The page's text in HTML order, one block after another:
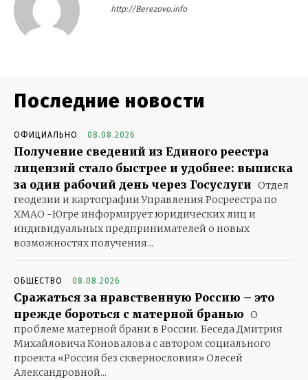
http://Berezovo.info
Последние новости
ОФИЦИАЛЬНО 08.08.2026
Получение сведений из Единого реестра
лицензий стало быстрее и удобнее: выписка
за один рабочий день через Госуслуги Отдел
геодезии и картографии Управления Росреестра по
ХМАО -Югре информирует юридических лиц и
индивидуальных предпринимателей о новых
возможностях получения...
ОБЩЕСТВО 08.08.2026
Сражаться за нравственную Россию – это
прежде бороться с матерной бранью О
проблеме матерной брани в России. Беседа Дмитрия
Михайловича Коновалова с автором социального
проекта «Россия без сквернословия» Олесей
Александровной...